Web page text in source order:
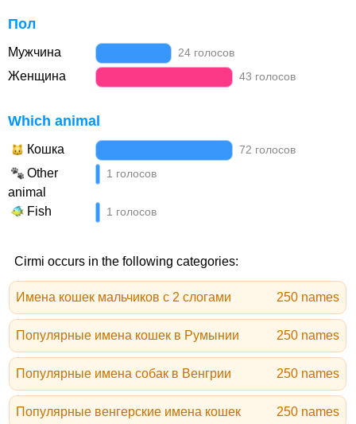
Пол
Мужчина 24 голосов
Женщина 43 голосов
Which animal
Кошка 72 голосов
Other
animal
1 голосов
Fish 1 голосов
Cirmi occurs in the following categories:
Имена кошек мальчиков с 2 слогами 250 names
Популярные имена кошек в Румынии 250 names
Популярные имена собак в Венгрии 250 names
Популярные венгерские имена кошек 250 names